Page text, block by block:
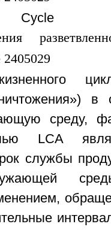
в
среду,
LCA
службы